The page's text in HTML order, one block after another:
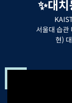
✨대
서울대 습관
현)